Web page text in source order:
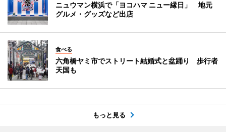
ニュウマン横浜で「ヨコハマ ニュー縁日」 地元
グルメ・グッズなど出店
食べる
六角橋ヤミ市でストリート結婚式と盆踊り 歩行者
天国も
もっと見る